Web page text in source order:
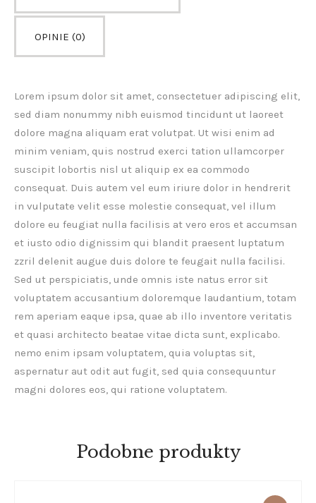
OPINIE (0)
Lorem ipsum dolor sit amet, consectetuer adipiscing elit,
sed diam nonummy nibh euismod tincidunt ut laoreet
dolore magna aliquam erat volutpat. Ut wisi enim ad
minim veniam, quis nostrud exerci tation ullamcorper
suscipit lobortis nisl ut aliquip ex ea commodo
consequat. Duis autem vel eum iriure dolor in hendrerit
in vulputate velit esse molestie consequat, vel illum
dolore eu feugiat nulla facilisis at vero eros et accumsan
et iusto odio dignissim qui blandit praesent luptatum
zzril delenit augue duis dolore te feugait nulla facilisi.
Sed ut perspiciatis, unde omnis iste natus error sit
voluptatem accusantium doloremque laudantium, totam
rem aperiam eaque ipsa, quae ab illo inventore veritatis
et quasi architecto beatae vitae dicta sunt, explicabo.
nemo enim ipsam voluptatem, quia voluptas sit,
aspernatur aut odit aut fugit, sed quia consequuntur
magni dolores eos, qui ratione voluptatem.
Podobne produkty